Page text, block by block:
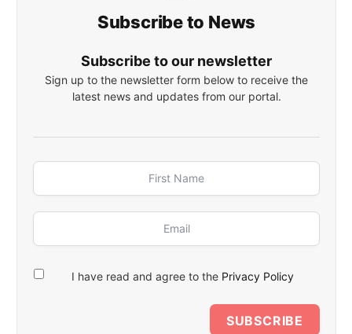
Subscribe to News
Subscribe to our newsletter
Sign up to the newsletter form below to receive the
latest news and updates from our portal.
I have read and agree to the Privacy Policy
SUBSCRIBE